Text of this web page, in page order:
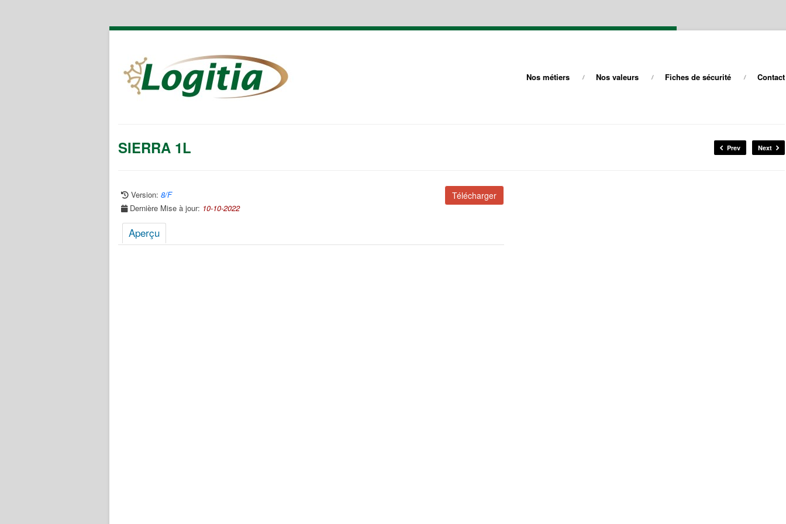
Nos métiers Nos valeurs Fiches de sécurité Contact
SIERRA 1L Prev Next
Télécharger
Version: 8/F
Dernière Mise à jour: 10-10-2022
Aperçu